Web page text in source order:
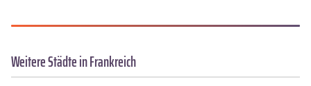
Weitere Städte in Frankreich